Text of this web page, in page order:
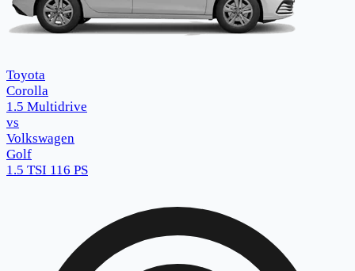
Toyota
Corolla
1.5 Multidrive
vs
Volkswagen
Golf
1.5 TSI 116 PS